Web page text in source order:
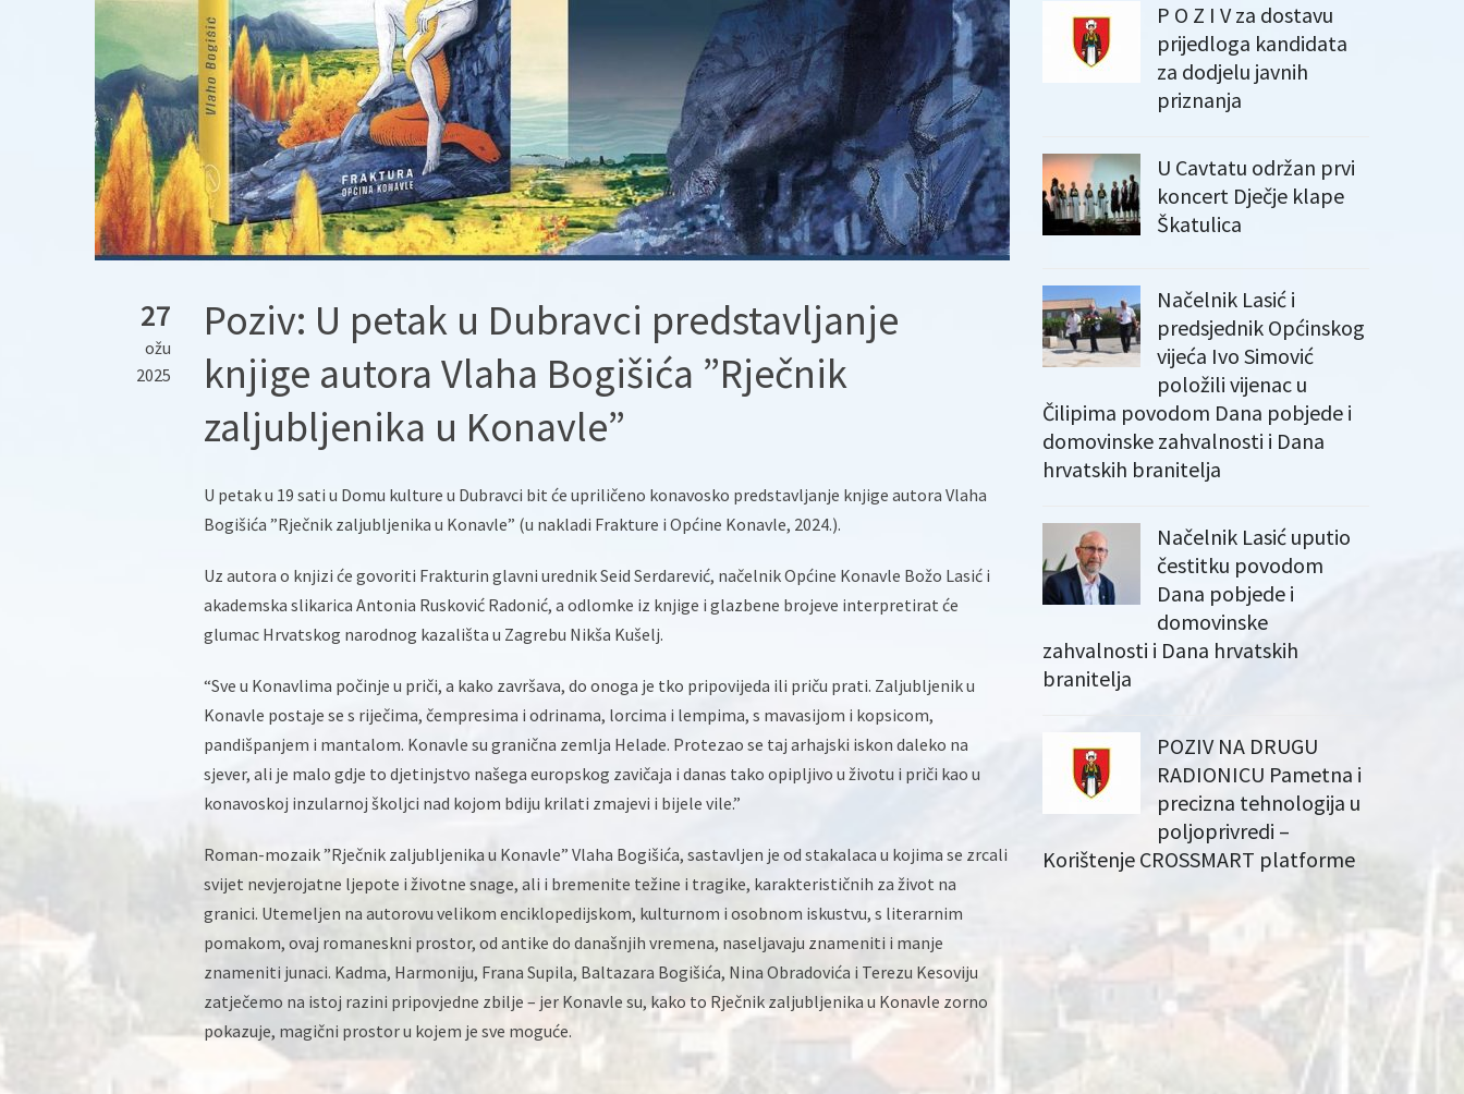
27
ožu
2025
Poziv: U petak u Dubravci predstavljanje
knjige autora Vlaha Bogišića ”Rječnik
zaljubljenika u Konavle”
U petak u 19 sati u Domu kulture u Dubravci bit će upriličeno konavosko predstavljanje knjige autora Vlaha
Bogišića ”Rječnik zaljubljenika u Konavle” (u nakladi Frakture i Općine Konavle, 2024.).
Uz autora o knjizi će govoriti Frakturin glavni urednik Seid Serdarević, načelnik Općine Konavle Božo Lasić i
akademska slikarica Antonia Rusković Radonić, a odlomke iz knjige i glazbene brojeve interpretirat će
glumac Hrvatskog narodnog kazališta u Zagrebu Nikša Kušelj.
“Sve u Konavlima počinje u priči, a kako završava, do onoga je tko pripovijeda ili priču prati. Zaljubljenik u
Konavle postaje se s riječima, čempresima i odrinama, lorcima i lempima, s mavasijom i kopsicom,
pandišpanjem i mantalom. Konavle su granična zemlja Helade. Protezao se taj arhajski iskon daleko na
sjever, ali je malo gdje to djetinjstvo našega europskog zavičaja i danas tako opipljivo u životu i priči kao u
konavoskoj inzularnoj školjci nad kojom bdiju krilati zmajevi i bijele vile.”
Roman-mozaik ”Rječnik zaljubljenika u Konavle” Vlaha Bogišića, sastavljen je od stakalaca u kojima se zrcali
svijet nevjerojatne ljepote i životne snage, ali i bremenite težine i tragike, karakterističnih za život na
granici. Utemeljen na autorovu velikom enciklopedijskom, kulturnom i osobnom iskustvu, s literarnim
pomakom, ovaj romaneskni prostor, od antike do današnjih vremena, naseljavaju znameniti i manje
znameniti junaci. Kadma, Harmoniju, Frana Supila, Baltazara Bogišića, Nina Obradovića i Terezu Kesoviju
zatječemo na istoj razini pripovjedne zbilje – jer Konavle su, kako to Rječnik zaljubljenika u Konavle zorno
pokazuje, magični prostor u kojem je sve moguće.
P O Z I V za dostavu
prijedloga kandidata
za dodjelu javnih
priznanja
U Cavtatu održan prvi
koncert Dječje klape
Škatulica
Načelnik Lasić i
predsjednik Općinskog
vijeća Ivo Simović
položili vijenac u
Čilipima povodom Dana pobjede i
domovinske zahvalnosti i Dana
hrvatskih branitelja
Načelnik Lasić uputio
čestitku povodom
Dana pobjede i
domovinske
zahvalnosti i Dana hrvatskih
branitelja
POZIV NA DRUGU
RADIONICU Pametna i
precizna tehnologija u
poljoprivredi –
Korištenje CROSSMART platforme